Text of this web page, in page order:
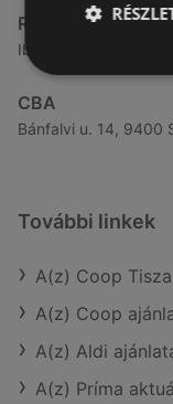
Reál
Ibolya út 15., 9400
CBA
Bánfalvi u. 14, 9400
További linkek
A(z) Coop
A(z) Coop
A(z) Aldi
A(z) Príma